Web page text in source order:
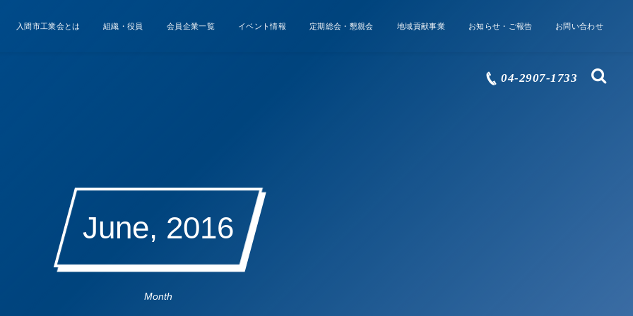
入間市工業会とは 組織・役員 会員企業一覧 イベント情報 定期総会・懇親会 地域貢献事業 お知らせ・ご報告 お問い合わせ
04-2907-1733
June, 2016
Month